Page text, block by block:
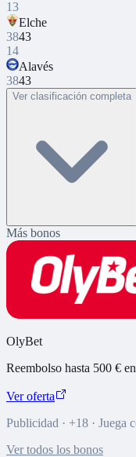
13
Elche
3843
14
Alavés
3843
Ver clasificación completa
Más bonos
OlyBet
Reembolso hasta 500 €
Ver oferta
Publicidad · +18 · Juega
Ver todos los bonos